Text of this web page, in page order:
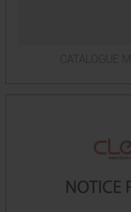
CATALOGUE